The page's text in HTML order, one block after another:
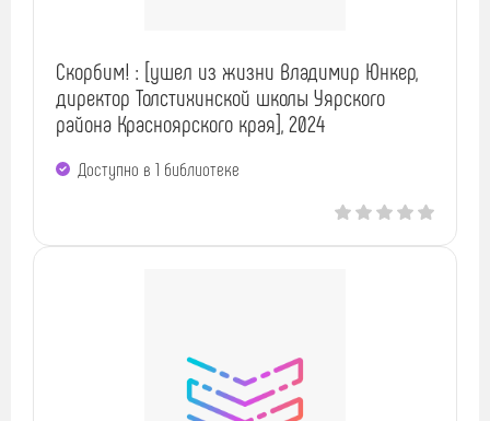
Скорбим! : [ушел из жизни Владимир Юнкер,
директор Толстихинской школы Уярского
района Красноярского края], 2024
Доступно в 1 библиотекe